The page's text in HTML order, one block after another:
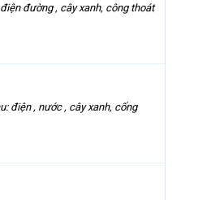
đường , cây xanh, công thoát
điện , nước , cây xanh, cống